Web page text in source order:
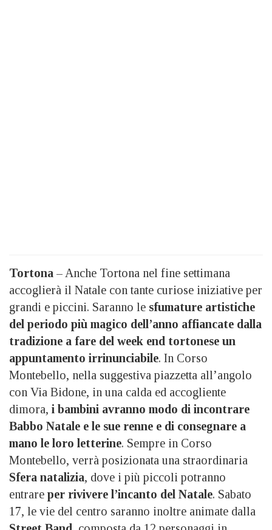
Tortona – Anche Tortona nel fine settimana
accoglierà il Natale con tante curiose iniziative per
grandi e piccini. Saranno le sfumature artistiche
del periodo più magico dell’anno affiancate dalla
tradizione a fare del week end tortonese un
appuntamento irrinunciabile. In Corso
Montebello, nella suggestiva piazzetta all’angolo
con Via Bidone, in una calda ed accogliente
dimora, i bambini avranno modo di incontrare
Babbo Natale e le sue renne e di consegnare a
mano le loro letterine. Sempre in Corso
Montebello, verrà posizionata una straordinaria
Sfera natalizia, dove i più piccoli potranno
entrare per rivivere l’incanto del Natale. Sabato
17, le vie del centro saranno inoltre animate dalla